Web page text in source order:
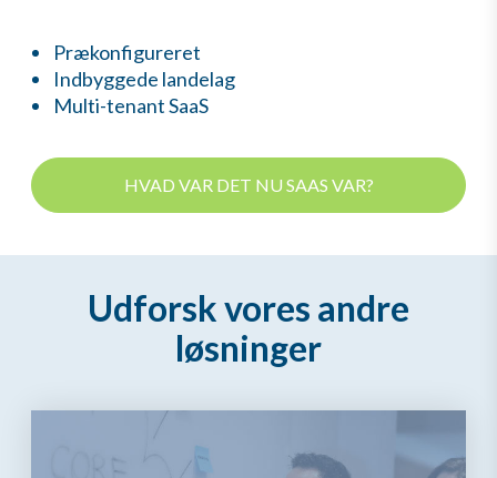
Prækonfigureret
Indbyggede landelag
Multi-tenant SaaS
HVAD VAR DET NU SAAS VAR?
Udforsk vores andre
løsninger